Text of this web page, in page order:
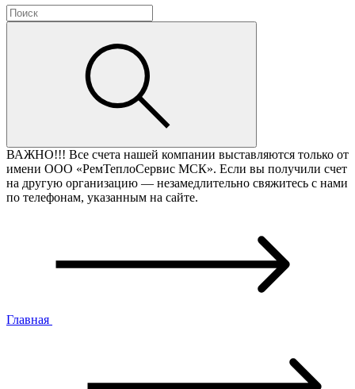
ВАЖНО!!! Все счета нашей компании выставляются только от
имени ООО «РемТеплоСервис МСК». Если вы получили счет
на другую организацию — незамедлительно свяжитесь с нами
по телефонам, указанным на сайте.
Главная